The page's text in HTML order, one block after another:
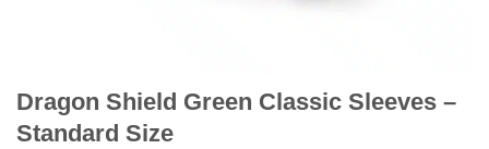
Dragon Shield Green Classic Sleeves –
Standard Size